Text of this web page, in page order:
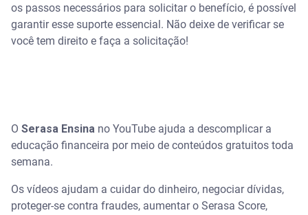
os passos necessários para solicitar o benefício, é possível
garantir esse suporte essencial. Não deixe de verificar se
você tem direito e faça a solicitação!
O Serasa Ensina no YouTube ajuda a descomplicar a
educação financeira por meio de conteúdos gratuitos toda
semana.
Os vídeos ajudam a cuidar do dinheiro, negociar dívidas,
proteger-se contra fraudes, aumentar o Serasa Score,